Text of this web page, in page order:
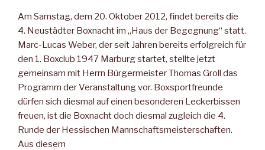
Am Samstag, dem 20. Oktober 2012, findet bereits die
4. Neustädter Boxnacht im „Haus der Begegnung“ statt.
Marc-Lucas Weber, der seit Jahren bereits erfolgreich für
den 1. Boxclub 1947 Marburg startet, stellte jetzt
gemeinsam mit Herrn Bürgermeister Thomas Groll das
Programm der Veranstaltung vor. Boxsportfreunde
dürfen sich diesmal auf einen besonderen Leckerbissen
freuen, ist die Boxnacht doch diesmal zugleich die 4.
Runde der Hessischen Mannschaftsmeisterschaften.
Aus diesem